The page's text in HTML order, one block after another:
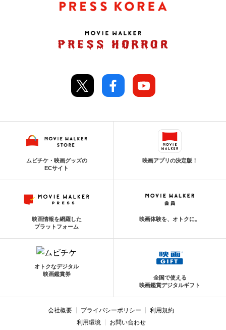
ムビチケ・映画グッズの
ECサイト
映画アプリの決定版！
映画情報を網羅した
プラットフォーム
映画体験を、オトクに。
オトクなデジタル
映画鑑賞券
全国で使える
映画鑑賞デジタルギフト
会社概要 プライバシーポリシー
利用規約
利用環境
お問い合わせ